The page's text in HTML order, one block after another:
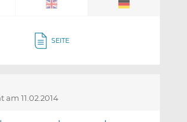
SEITE
11.02.2014